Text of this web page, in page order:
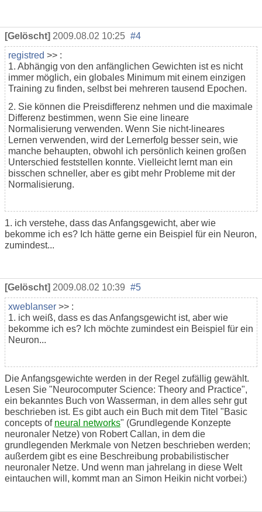
[Gelöscht] 2009.08.02 10:25 #4
registred >> :
1. Abhängig von den anfänglichen Gewichten ist es nicht
immer möglich, ein globales Minimum mit einem einzigen
Training zu finden, selbst bei mehreren tausend Epochen.
2. Sie können die Preisdifferenz nehmen und die maximale
Differenz bestimmen, wenn Sie eine lineare
Normalisierung verwenden. Wenn Sie nicht-lineares
Lernen verwenden, wird der Lernerfolg besser sein, wie
manche behaupten, obwohl ich persönlich keinen großen
Unterschied feststellen konnte. Vielleicht lernt man ein
bisschen schneller, aber es gibt mehr Probleme mit der
Normalisierung.
1. ich verstehe, dass das Anfangsgewicht, aber wie
bekomme ich es? Ich hätte gerne ein Beispiel für ein Neuron,
zumindest...
[Gelöscht] 2009.08.02 10:39 #5
xweblanser >> :
1. ich weiß, dass es das Anfangsgewicht ist, aber wie
bekomme ich es? Ich möchte zumindest ein Beispiel für ein
Neuron...
Die Anfangsgewichte werden in der Regel zufällig gewählt.
Lesen Sie "Neurocomputer Science: Theory and Practice",
ein bekanntes Buch von Wasserman, in dem alles sehr gut
beschrieben ist. Es gibt auch ein Buch mit dem Titel "Basic
concepts of neural networks" (Grundlegende Konzepte
neuronaler Netze) von Robert Callan, in dem die
grundlegenden Merkmale von Netzen beschrieben werden;
außerdem gibt es eine Beschreibung probabilistischer
neuronaler Netze. Und wenn man jahrelang in diese Welt
eintauchen will, kommt man an Simon Heikin nicht vorbei:)